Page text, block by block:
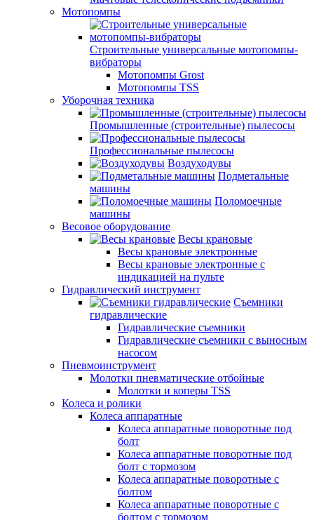
Мотопомпы
Строительные универсальные мотопомпы-
вибраторы
Мотопомпы Grost
Мотопомпы TSS
Уборочная техника
Промышленные (строительные) пылесосы
Профессиональные пылесосы
Воздуходувы
Подметальные
машины
Поломоечные
машины
Весовое оборудование
Весы крановые
Весы крановые электронные
Весы крановые электронные с
индикацией на пульте
Гидравлический инструмент
Съемники
гидравлические
Гидравлические съемники
Гидравлические cъемники с выносным
насосом
Пневмоинструмент
Молотки пневматические отбойные
Молотки и коперы TSS
Колеса и ролики
Колеса аппаратные
Колеса аппаратные поворотные под
болт
Колеса аппаратные поворотные под
болт с тормозом
Колеса аппаратные поворотные с
болтом
Колеса аппаратные поворотные с
болтом с тормозом